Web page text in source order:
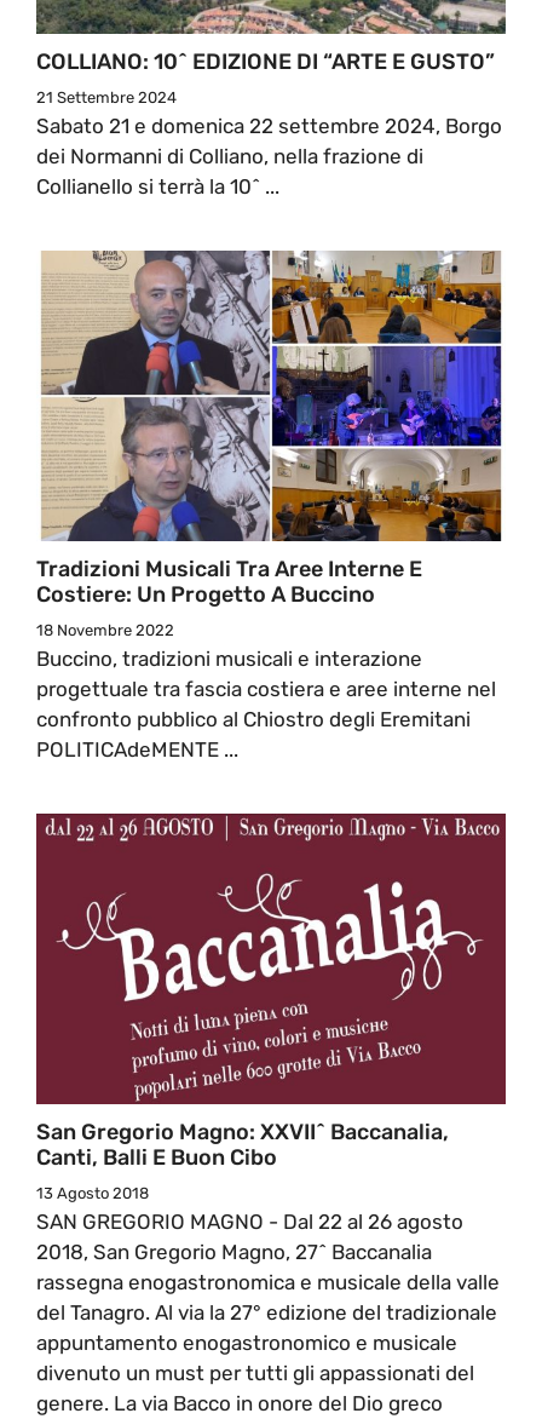
COLLIANO: 10^ EDIZIONE DI “ARTE E GUSTO”
21 Settembre 2024
Sabato 21 e domenica 22 settembre 2024, Borgo
dei Normanni di Colliano, nella frazione di
Collianello si terrà la 10^ ...
Tradizioni Musicali Tra Aree Interne E
Costiere: Un Progetto A Buccino
18 Novembre 2022
Buccino, tradizioni musicali e interazione
progettuale tra fascia costiera e aree interne nel
confronto pubblico al Chiostro degli Eremitani
POLITICAdeMENTE ...
San Gregorio Magno: XXVII^ Baccanalia,
Canti, Balli E Buon Cibo
13 Agosto 2018
SAN GREGORIO MAGNO - Dal 22 al 26 agosto
2018, San Gregorio Magno, 27^ Baccanalia
rassegna enogastronomica e musicale della valle
del Tanagro. Al via la 27° edizione del tradizionale
appuntamento enogastronomico e musicale
divenuto un must per tutti gli appassionati del
genere. La via Bacco in onore del Dio greco